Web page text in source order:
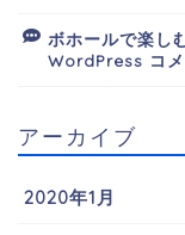
ボホールで楽し
WordPress コ
アーカイブ
2020年1月